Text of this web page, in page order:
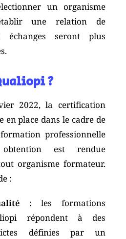
un organisme
une relation de
échanges seront plus
?
2022, la certification
en place dans le cadre de
professionnelle
est rendue
organisme formateur.
:
: les formations
répondent à des
définies par un